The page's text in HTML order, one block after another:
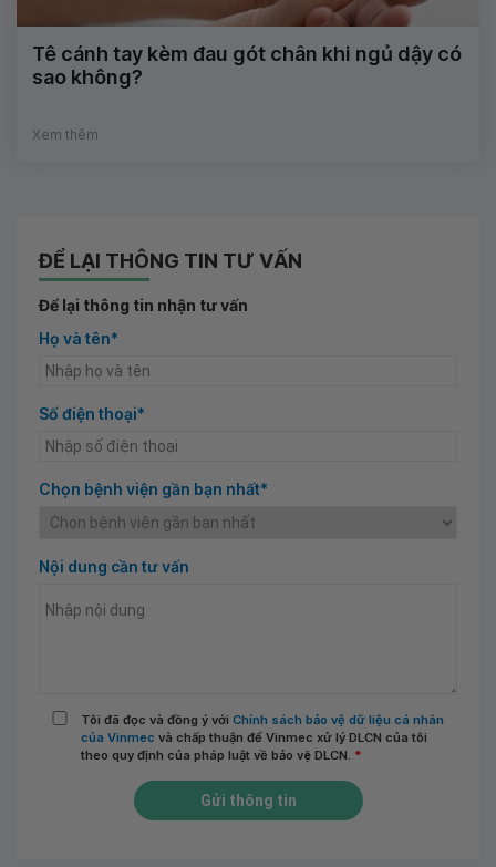
Tê cánh tay kèm đau gót chân khi ngủ dậy có
sao không?
Xem thêm
ĐỂ LẠI THÔNG TIN TƯ VẤN
Để lại thông tin nhận tư vấn
Họ và tên*
Số điện thoại*
Chọn bệnh viện gần bạn nhất*
Nội dung cần tư vấn
Tôi đã đọc và đồng ý với Chính sách bảo vệ dữ liệu cá nhân
của Vinmec và chấp thuận để Vinmec xử lý DLCN của tôi
theo quy định của pháp luật về bảo vệ DLCN. *
Gửi thông tin